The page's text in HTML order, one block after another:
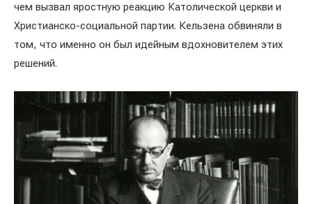
чем вызвал яростную реакцию Католической церкви и
Христианско-социальной партии. Кельзена обвиняли в
том, что именно он был идейным вдохновителем этих
решений.